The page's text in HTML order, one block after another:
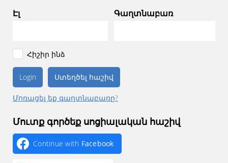
Էլ Գաղտնաբառ
Հիշիր ինձ
Ստեղծել հաշիվ
Մոռացել եք գաղտնաբառը?
Մուտք գործեք սոցիալական հաշիվ
Continue with Facebook